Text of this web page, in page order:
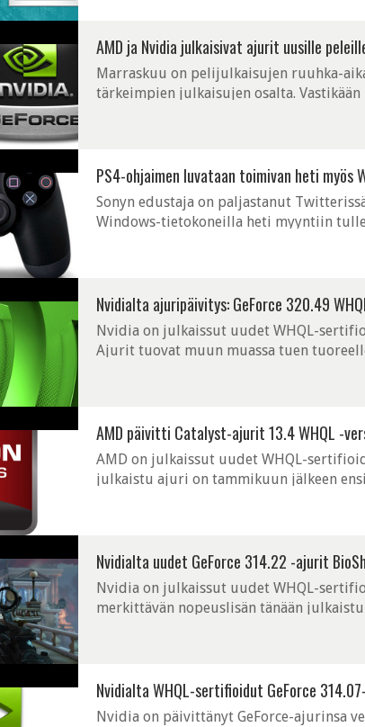
AMD ja Nvidia julkaisivat ajurit uusille
Marraskuu on pelijulkaisujen ruuhka-
tärkeimpien julkaisujen osalta.
PS4-ohjaimen luvataan toimivan heti myös
Sonyn edustaja on paljastanut
Windows-tietokoneilla heti myyntiin
Nvidialta ajuripäivitys: GeForce 320.49
Nvidia on julkaissut uudet WHQL-
Ajurit tuovat muun muassa tuen
AMD päivitti Catalyst-ajurit 13.4 WHQL -
AMD on julkaissut uudet WHQL-
julkaistu ajuri on tammikuun jälkeen
Nvidialta uudet GeForce 314.22 -ajurit
Nvidia on julkaissut uudet WHQL-
merkittävän nopeuslisän tänään
Nvidialta WHQL-sertifioidut GeForce
Nvidia on päivittänyt GeForce-ajurinsa